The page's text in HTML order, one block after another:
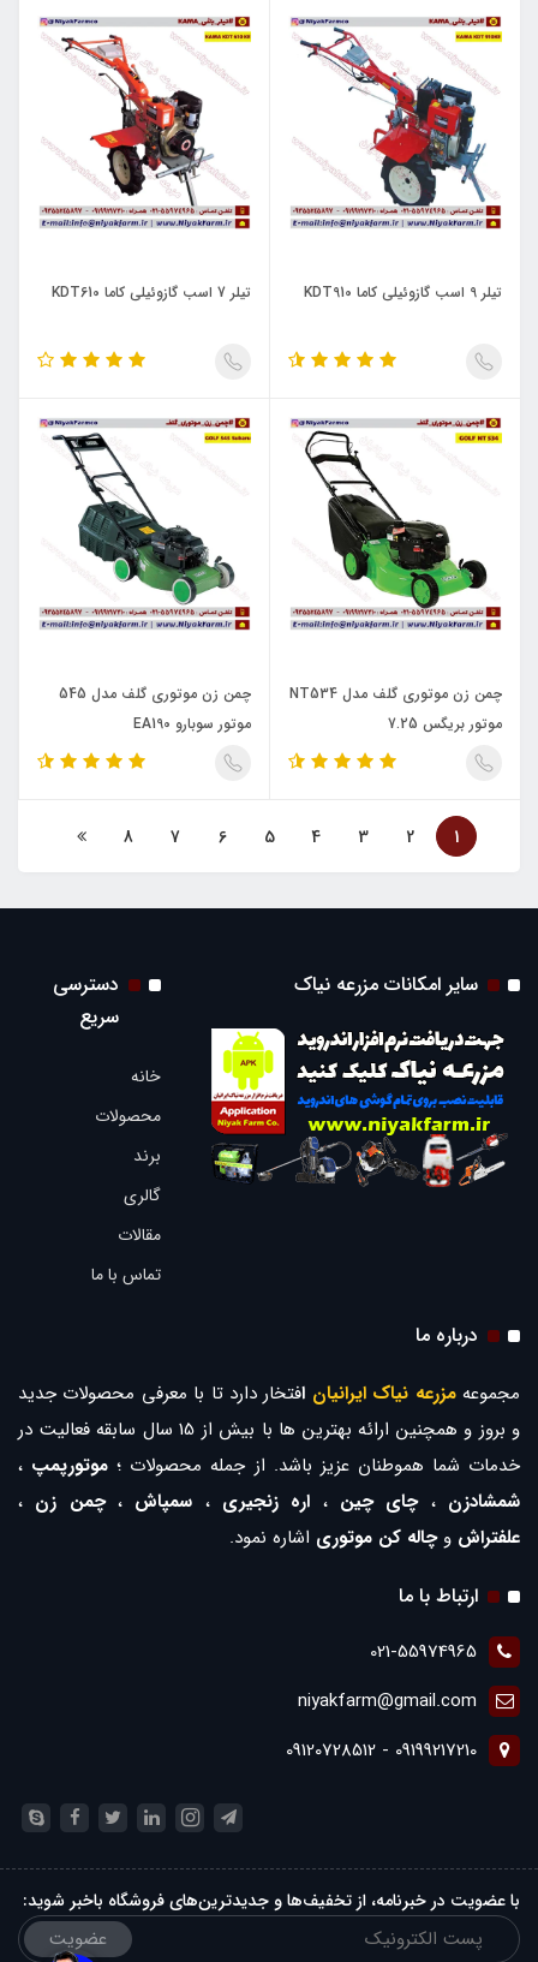
تیلر 9 اسب گازوئیلی کاما KDT910 تیلر 7 اسب گازوئیلی کاما KDT610
چمن زن موتوری گلف مدل NT534
موتور بریگس 7.25
چمن زن موتوری گلف مدل 545
موتور سوبارو EA190
1
2
3
4
5
6
7
8
سایر امکانات مزرعه نیاک
دسترسی
سریع
خانه
محصولات
برند
گالری
مقالات
تماس با ما
درباره ما
مجموعهمزرعه نیاک ایرانیان افتخار دارد تا با معرفی محصولات جدید
و بروز و همچنین ارائه بهترین ها با بیش از 15 سال سابقه فعالیت در
خدمات شما هموطنان عزیز باشد. از جمله محصولات ؛ موتورپمپ ،
شمشادزن ،چای چین ، اره زنجیری ، سمپاش ،چمن زن ،
علفتراش وچاله کن موتوری اشاره نمود.
ارتباط با ما
021-55974965
niyakfarm@gmail.com
09199217210 - 09120728512
با عضویت در خبرنامه، از تخفیف‌ها و جدیدترین‌های فروشگاه باخبر شوید:
عضویت